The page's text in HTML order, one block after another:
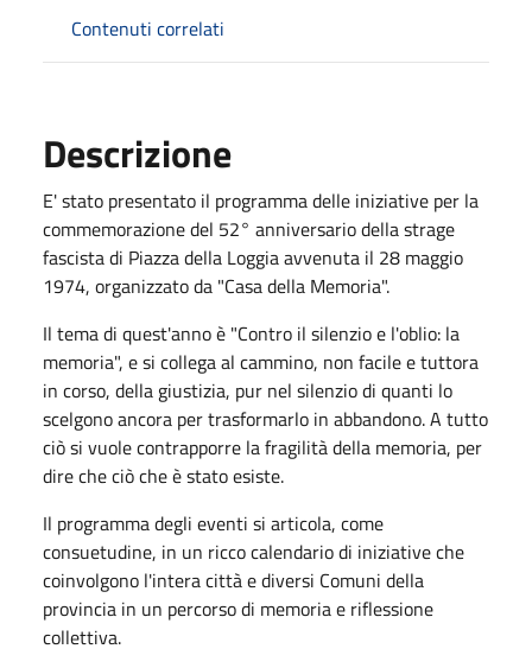
Contenuti correlati
Descrizione
E' stato presentato il programma delle iniziative per la
commemorazione del 52° anniversario della strage
fascista di Piazza della Loggia avvenuta il 28 maggio
1974, organizzato da "Casa della Memoria".
Il tema di quest'anno è "Contro il silenzio e l'oblio: la
memoria", e si collega al cammino, non facile e tuttora
in corso, della giustizia, pur nel silenzio di quanti lo
scelgono ancora per trasformarlo in abbandono. A tutto
ciò si vuole contrapporre la fragilità della memoria, per
dire che ciò che è stato esiste.
Il programma degli eventi si articola, come
consuetudine, in un ricco calendario di iniziative che
coinvolgono l'intera città e diversi Comuni della
provincia in un percorso di memoria e riflessione
collettiva.